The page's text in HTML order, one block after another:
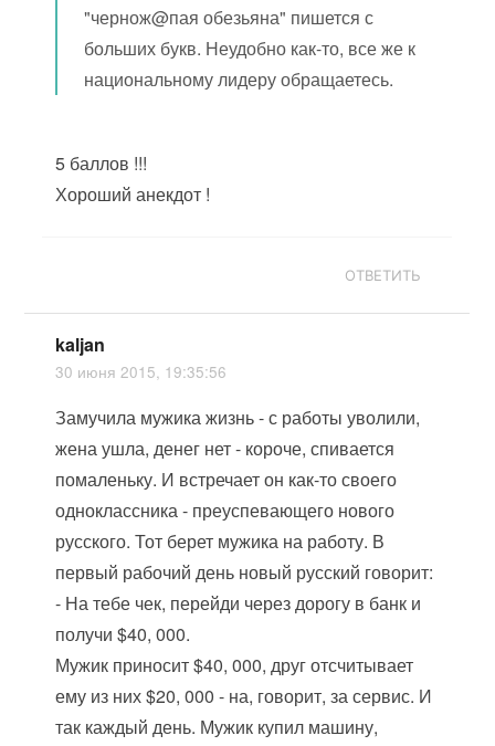
"чернож@пая обезьяна" пишется с
больших букв. Неудобно как-то, все же к
национальному лидеру обращаетесь.
5 баллов !!!
Хороший анекдот !
ОТВЕТИТЬ
kaljan
30 июня 2015, 19:35:56
Замучила мужика жизнь - с работы уволили,
жена ушла, денег нет - короче, спивается
помаленьку. И встречает он как-то своего
одноклассника - преуспевающего нового
русского. Тот берет мужика на работу. В
первый рабочий день новый русский говорит:
- На тебе чек, перейди через дорогу в банк и
получи $40, 000.
Мужик приносит $40, 000, друг отсчитывает
ему из них $20, 000 - на, говорит, за сервис. И
так каждый день. Мужик купил машину,